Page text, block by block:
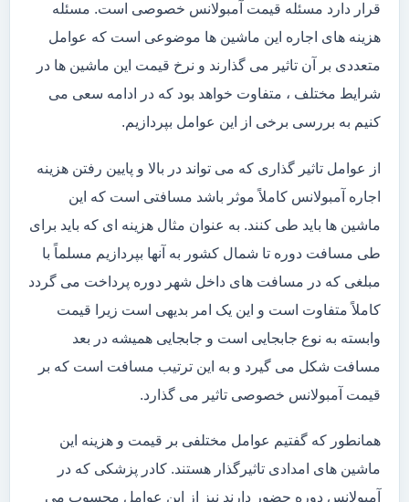
قرار دارد مسئله قیمت آمبولانس خصوصی است. مسئله
هزینه های اجاره این ماشین ها موضوعی است که عوامل
متعددی بر آن تاثیر می گذارند و نرخ قیمت این ماشین ها در
شرایط مختلف ، متفاوت خواهد بود که در ادامه سعی می
کنیم به بررسی برخی از این عوامل بپردازیم.
از عوامل تاثیر گذاری که می تواند در بالا و پایین رفتن هزینه
اجاره آمبولانس کاملاً موثر باشد مسافتی است که این
ماشین ها باید طی کنند. به عنوان مثال هزینه ای که باید برای
طی مسافت دوره تا شمال کشور به آنها بپردازیم مسلماً با
مبلغی که در مسافت های داخل شهر دوره پرداخت می گردد
کاملاً متفاوت است و این یک امر بدیهی است زیرا قیمت
وابسته به نوع جابجایی است و جابجایی همیشه در بعد
مسافت شکل می گیرد و به این ترتیب مسافت است که بر
قیمت آمبولانس خصوصی تاثیر می گذارد.
همانطور که گفتیم عوامل مختلفی بر قیمت و هزینه این
ماشین های امدادی تاثیرگذار هستند. کادر پزشکی که در
آمبولانس دوره حضور دارند نیز از این عوامل محسوب می